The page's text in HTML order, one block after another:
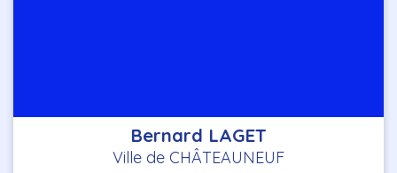
Bernard LAGET
Ville de CHÂTEAUNEUF